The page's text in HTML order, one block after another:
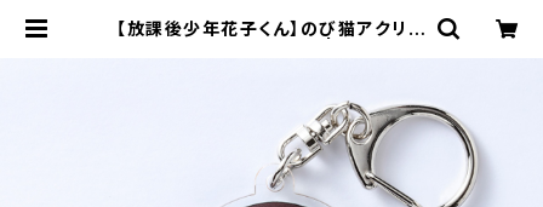
【放課後少年花子くん】のび猫アクリル